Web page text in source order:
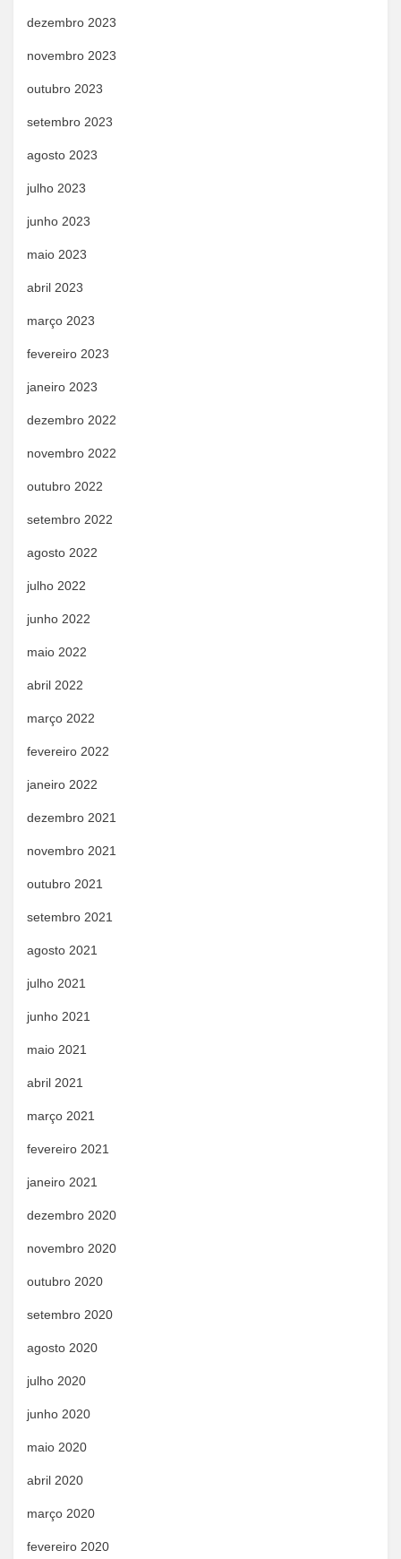
dezembro 2023
novembro 2023
outubro 2023
setembro 2023
agosto 2023
julho 2023
junho 2023
maio 2023
abril 2023
março 2023
fevereiro 2023
janeiro 2023
dezembro 2022
novembro 2022
outubro 2022
setembro 2022
agosto 2022
julho 2022
junho 2022
maio 2022
abril 2022
março 2022
fevereiro 2022
janeiro 2022
dezembro 2021
novembro 2021
outubro 2021
setembro 2021
agosto 2021
julho 2021
junho 2021
maio 2021
abril 2021
março 2021
fevereiro 2021
janeiro 2021
dezembro 2020
novembro 2020
outubro 2020
setembro 2020
agosto 2020
julho 2020
junho 2020
maio 2020
abril 2020
março 2020
fevereiro 2020